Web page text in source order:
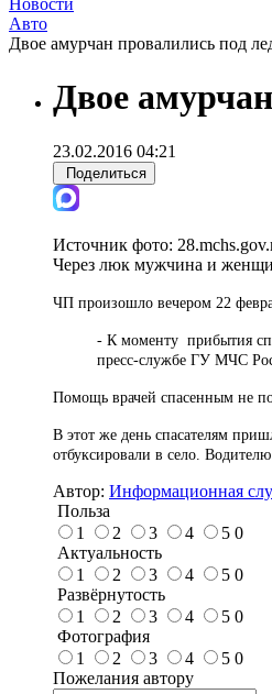
Новости
Авто
Двое амурчан провалились под
Двое
23.02.2016 04:21
Поделиться
Источник фото:
Через люк мужчина и
ЧП произошло вечером 22
- К моменту прибытия
пресс-службе ГУ МЧС
Помощь врачей спасенным не
В этот же день спасателям
отбуксировали в село.
Автор: Информационная
Польза
1
2 3 4 5 0
Актуальность
1
2 3 4 5 0
Развёрнутость
1
2 3 4 5 0
Фотография
1
2 3 4 5 0
Пожелания автору